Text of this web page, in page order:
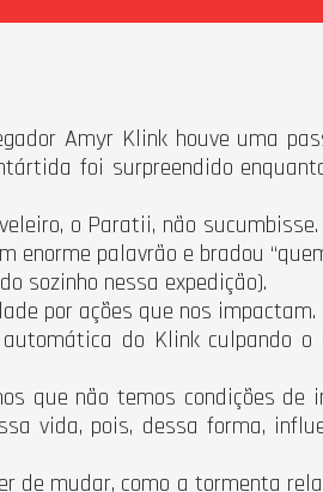
Amyr Klink houve uma
foi surpreendido
o Paratii, não
palavrão e bradou
sozinho nessa expedição).
por ações que nos
do Klink culpando o
que não temos condições de
vida, pois, dessa forma,
de mudar, como a tormenta